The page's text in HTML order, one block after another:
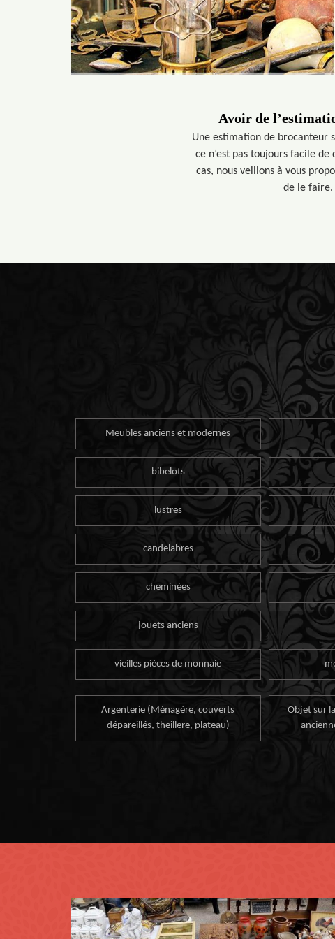
Avoir de
Une estimation de brocanteur
ce n’est pas toujours facile
cas, nous veillons à vous
de le faire.
Meubles anciens et modernes
bibelots
lustres
candelabres
cheminées
jouets anciens
vieilles pièces de monnaie
Argenterie (Ménagère, couverts
dépareillés, theillere, plateau)
Objet sur